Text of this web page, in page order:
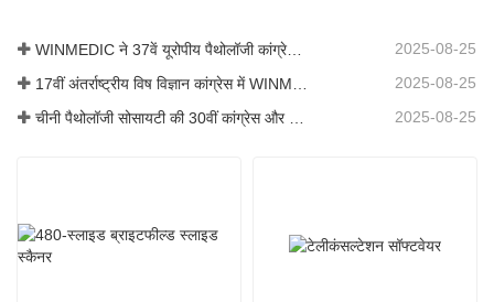
WINMEDIC ने 37वें यूरोपीय पैथोलॉजी कांग्रेस में भाग लिया – दुनिया के साथ नवाचार साझा करना 2025-08-25
2025-08-25
चीनी पैथोलॉजी सोसायटी की 30वीं कांग्रेस और चीनी पैथोलॉजिस्टों की 14वीं वार्षिक बैठक 2025-08-25